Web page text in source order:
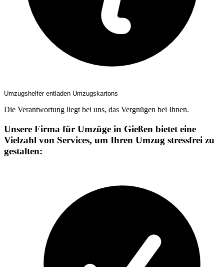
Umzugshelfer entladen Umzugskartons
Die Verantwortung liegt bei uns, das Vergnügen bei Ihnen.
Unsere Firma für Umzüge in Gießen bietet eine
Vielzahl von Services, um Ihren Umzug stressfrei zu
gestalten: